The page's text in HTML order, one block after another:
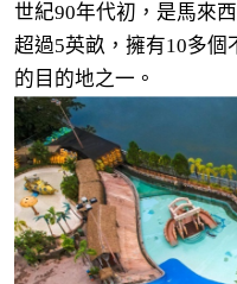
世紀90年代初，是馬來
超過5英畝，擁有10多個
的目的地之一。